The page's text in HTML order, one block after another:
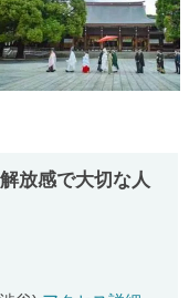
放感で大切な人